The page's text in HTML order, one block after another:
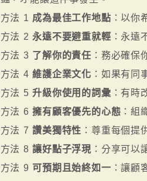
方法 1 成為最佳工作地點 ：以你
方法 2 永遠不要避重就輕 ：永遠
方法 3 了解你的責任 ：務必確保
方法 4維護企業文化 ：如果有同
方法 5升級你使用的詞彙 ：有時
方法 6擁有顧客優先的心態 ：組
方法 7讚美獨特性 ：尊重每個提
方法 8讓好點子浮現 ：分享可以
方法 9 可預期且始終如一 ：讓顧